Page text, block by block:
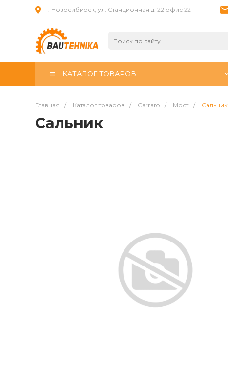
г. Новосибирск, ул. Станционная д. 22 офис 22
КАТАЛОГ ТОВАРОВ
Главная / Каталог товаров / Carraro / Мост / Сальник
Сальник